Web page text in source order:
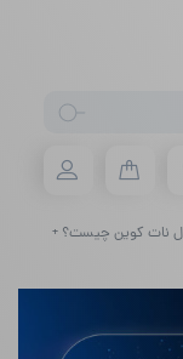
نات کوین چیست؟ +